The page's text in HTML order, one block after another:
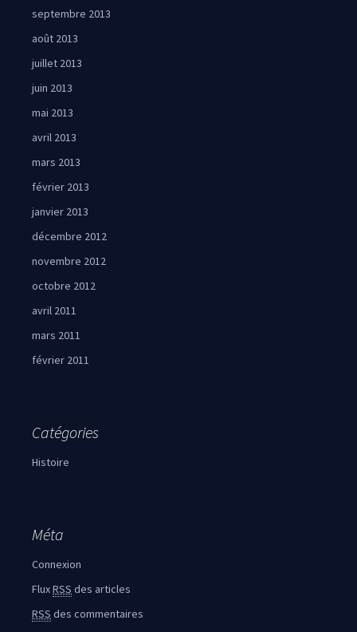
septembre 2013
août 2013
juillet 2013
juin 2013
mai 2013
avril 2013
mars 2013
février 2013
janvier 2013
décembre 2012
novembre 2012
octobre 2012
avril 2011
mars 2011
février 2011
Catégories
Histoire
Méta
Connexion
FluxRSS des articles
RSS des commentaires